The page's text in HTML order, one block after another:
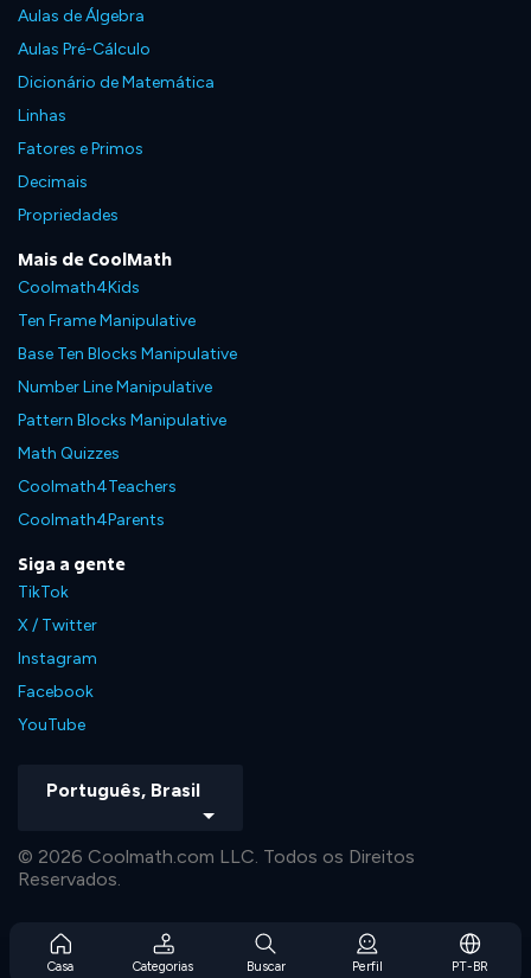
Casa Categorias Buscar Perfil PT-BR
Aulas de Álgebra
Aulas Pré-Cálculo
Dicionário de Matemática
Linhas
Fatores e Primos
Decimais
Propriedades
Mais de CoolMath
Coolmath4Kids
Ten Frame Manipulative
Base Ten Blocks Manipulative
Number Line Manipulative
Pattern Blocks Manipulative
Math Quizzes
Coolmath4Teachers
Coolmath4Parents
Siga a gente
TikTok
X / Twitter
Instagram
Facebook
YouTube
Português, Brasil
© 2026 Coolmath.com LLC. Todos os Direitos
Reservados.